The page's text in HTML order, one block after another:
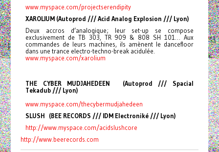
www.myspace.com/projectserendipity
XAROLIUM (Autoprod /// Acid Analog Explosion /// Lyon)
Deux accros d’analogique; leur set-up se compose
exclusivement de TB 303, TR 909 & 808 SH 101… Aux
commandes de leurs machines, ils amènent le dancefloor
dans une trance electro-techno-break acidulée.
www.myspace.com/xarolium
THE CYBER MUDJAHEDEEN (Autoprod /// Spacial
Tekadub /// Lyon)
www.myspace.com/thecybermudjahedeen
SLUSH (BEE RECORDS /// IDM Electroniké /// Lyon)
http://www.myspace.com/acidslushcore
http://www.beerecords.com